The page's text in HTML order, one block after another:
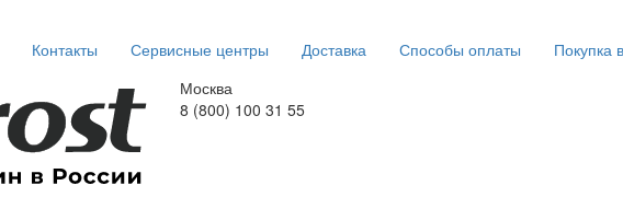
Контакты Сервисные центры Доставка Способы оплаты Покупка
Москва
8 (800) 100 31 55